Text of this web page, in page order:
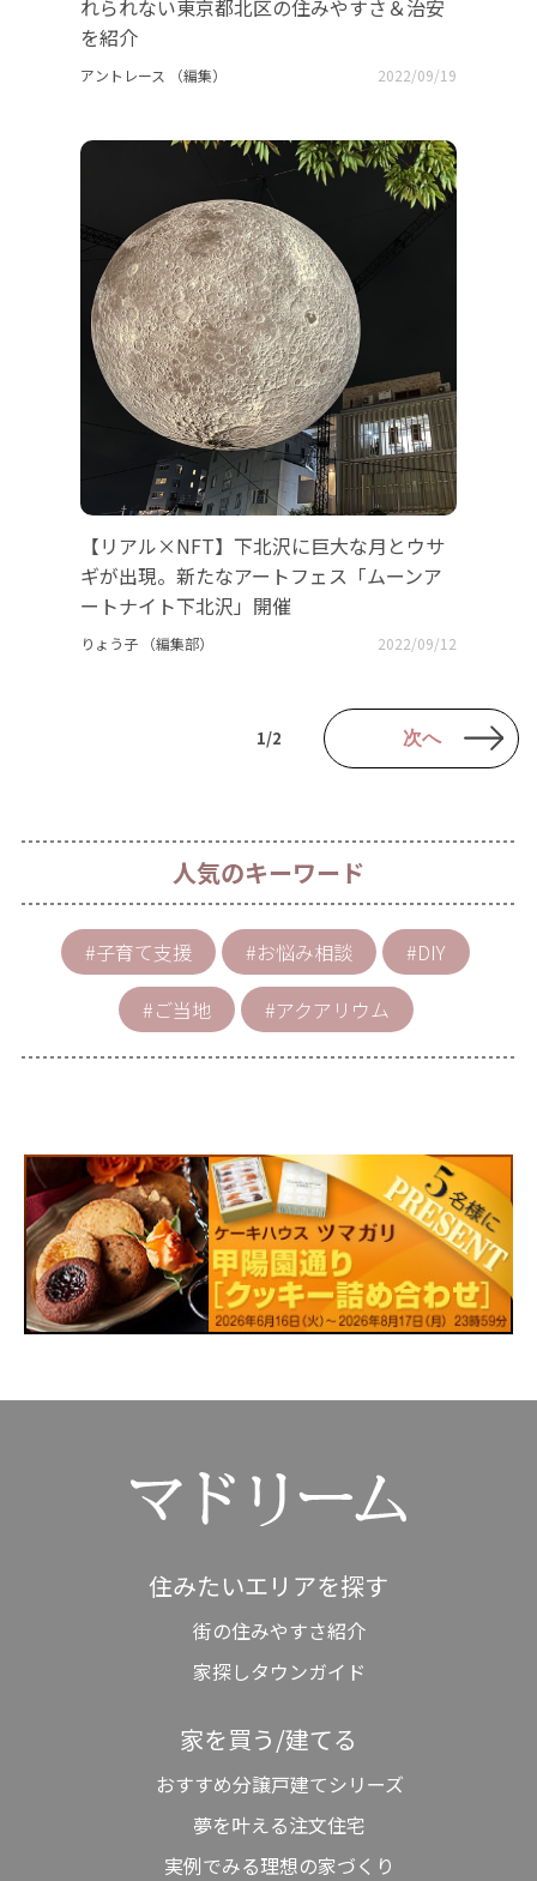
れられない東京都北区の住みやすさ＆治安
を紹介
アントレース （編集） 2022/09/19
【リアル×NFT】下北沢に巨大な月とウサ
ギが出現。新たなアートフェス「ムーンア
ートナイト下北沢」開催
りょう子 （編集部） 2022/09/12
1/2 次へ
人気のキーワード
#子育て支援 #お悩み相談
#DIY
#ご当地
#アクアリウム
住みたいエリアを探す
街の住みやすさ紹介
家探しタウンガイド
家を買う/建てる
おすすめ分譲戸建てシリーズ
夢を叶える注文住宅
実例でみる理想の家づくり